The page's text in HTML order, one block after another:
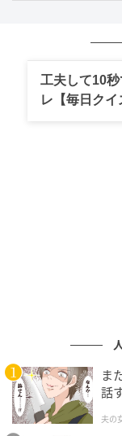
外で十分すぎる
観を持った性質
このアバウトさ
を溜めずに生き
ん。
工夫して10
レ【毎日クイ
ま
話
夫の